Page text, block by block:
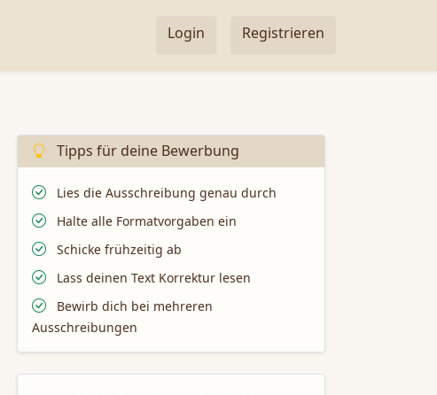
Login Registrieren
Tipps für deine Bewerbung
Lies die Ausschreibung genau durch
Halte alle Formatvorgaben ein
Schicke frühzeitig ab
Lass deinen Text Korrektur lesen
Bewirb dich bei mehreren
Ausschreibungen